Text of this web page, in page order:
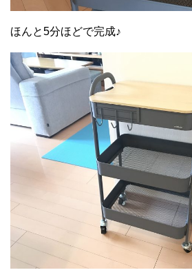
ほんと5分ほどで完成♪